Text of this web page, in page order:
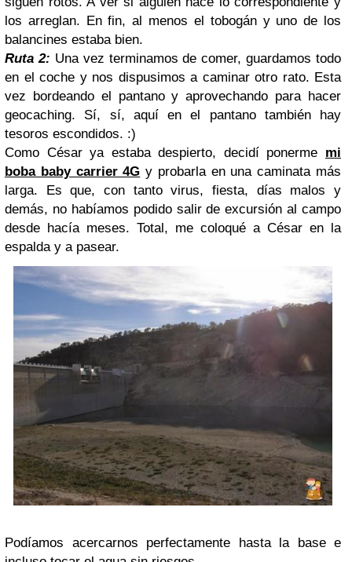
los arreglan. En fin, al menos el tobogán y uno de los
balancines estaba bien.
Ruta 2: Una vez terminamos de comer, guardamos todo
en el coche y nos dispusimos a caminar otro rato. Esta
vez bordeando el pantano y aprovechando para hacer
geocaching. Sí, sí, aquí en el pantano también hay
tesoros escondidos. :)
Como César ya estaba despierto, decidí ponerme mi
boba baby carrier 4G y probarla en una caminata más
larga. Es que, con tanto virus, fiesta, días malos y
demás, no habíamos podido salir de excursión al campo
desde hacía meses. Total, me coloqué a César en la
espalda y a pasear.
Podíamos acercarnos perfectamente hasta la base e